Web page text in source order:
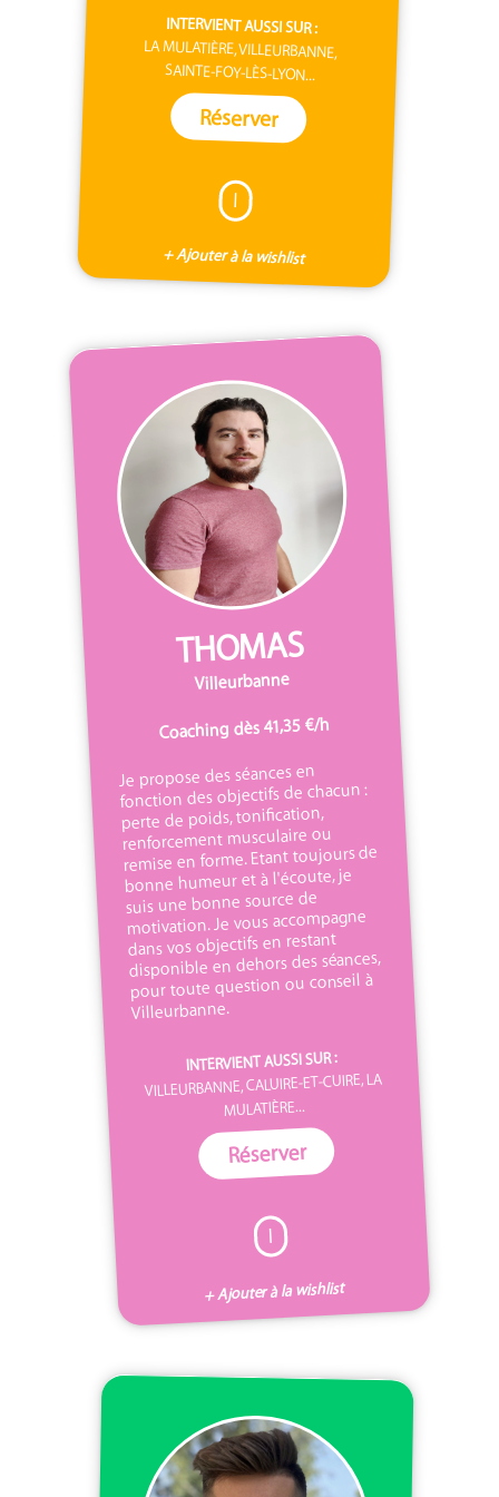
INTERVIENT AUSSI SUR :
LA MULATIÈRE, VILLEURBANNE,
SAINTE-FOY-LÈS-LYON...
Réserver
I
+ Ajouter à la wishlist
THOMAS
Villeurbanne
Coaching dès 41,35 €/h
Je propose des séances en
fonction des objectifs de chacun :
perte de poids, tonification,
renforcement musculaire ou
remise en forme. Etant toujours de
bonne humeur et à l'écoute, je
suis une bonne source de
motivation. Je vous accompagne
dans vos objectifs en restant
disponible en dehors des séances,
pour toute question ou conseil à
Villeurbanne.
INTERVIENT AUSSI SUR :
VILLEURBANNE, CALUIRE-ET-CUIRE, LA
MULATIÈRE...
Réserver
I
+ Ajouter à la wishlist